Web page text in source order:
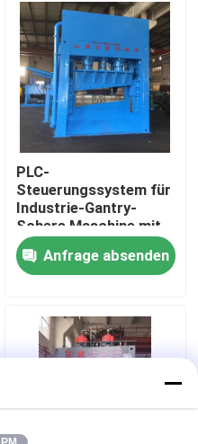
PLC-
Steuerungssystem für
Industrie-Gantry-
Schere Maschine mit
8000 mm Ladekiste
für Schrottwerften
Anfrage absenden